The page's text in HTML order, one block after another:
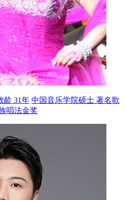
龄 31年 中国音乐学院硕士 著名歌
唱法金奖